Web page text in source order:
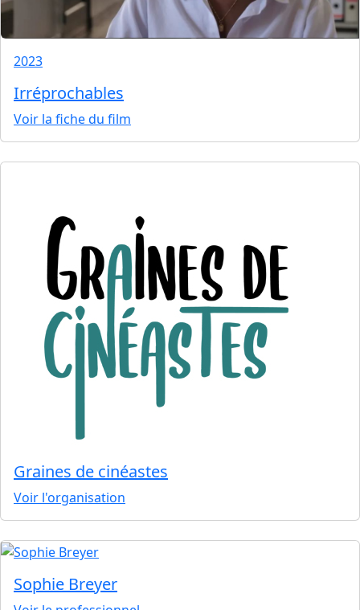
2023
Irréprochables
Voir la fiche du film
Graines de cinéastes
Voir l'organisation
Sophie Breyer